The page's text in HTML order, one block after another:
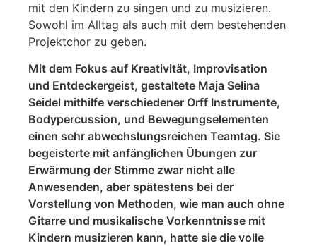
mit den Kindern zu singen und zu musizieren.
Sowohl im Alltag als auch mit dem bestehenden
Projektchor zu geben.
Mit dem Fokus auf Kreativität, Improvisation
und Entdeckergeist, gestaltete Maja Selina
Seidel mithilfe verschiedener Orff Instrumente,
Bodypercussion, und Bewegungselementen
einen sehr abwechslungsreichen Teamtag. Sie
begeisterte mit anfänglichen Übungen zur
Erwärmung der Stimme zwar nicht alle
Anwesenden, aber spätestens bei der
Vorstellung von Methoden, wie man auch ohne
Gitarre und musikalische Vorkenntnisse mit
Kindern musizieren kann, hatte sie die volle